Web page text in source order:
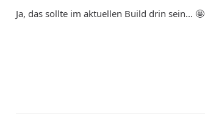
Ja, das sollte im aktuellen Build drin sein... 🤩